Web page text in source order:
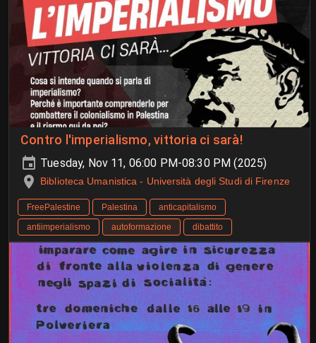
Contro l'imperialismo, vittoria ci sarà!
Tuesday, Nov 11, 06:00 PM-08:30 PM (2025)
Biblioteca Umanistica - Università degli Studi di Firenze
FreePalestine Palestina
anticapitalismo
antiimperialismo
autoformazione dibattito